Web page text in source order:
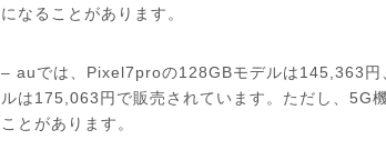
になることがあります。
– auでは、Pixel7proの128GBモデルは145,363
ルは175,063円で販売されています。ただし、5G
ことがあります。